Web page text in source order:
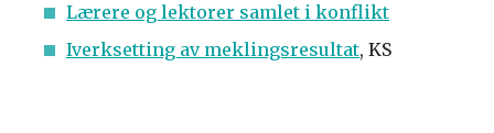
Lærere og lektorer samlet i konflikt
Iverksetting av meklingsresultat, KS